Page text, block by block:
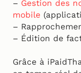
– Gestion des
mobile
–
– Édition de
Grâce à